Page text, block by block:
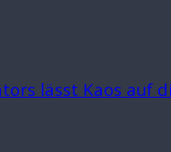
lässt Kaos auf